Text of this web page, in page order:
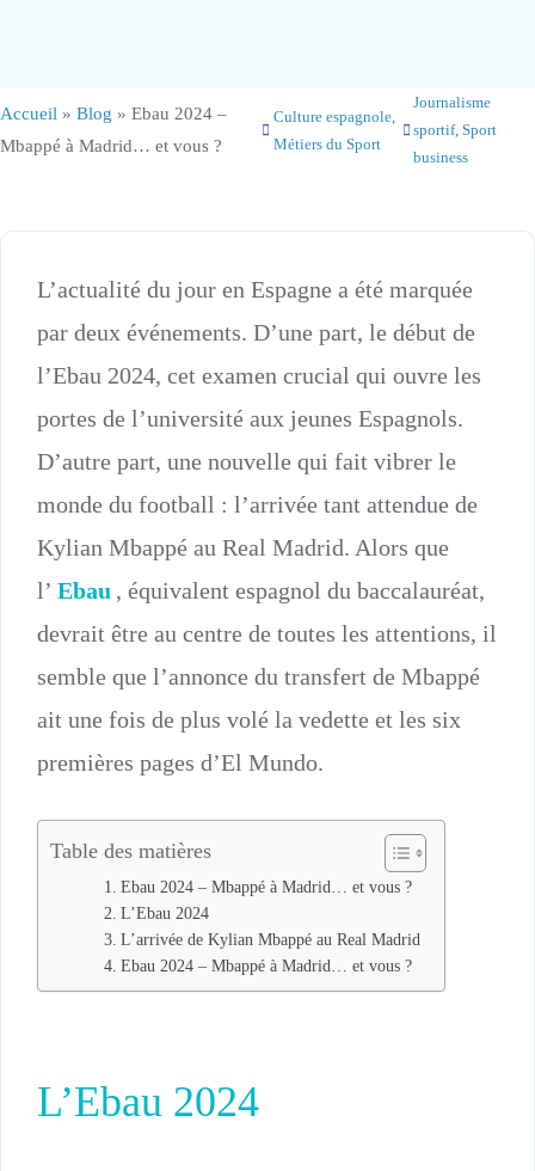
Accueil » Blog » Ebau 2024 –
Mbappé à Madrid… et vous ?
Culture espagnole
Métiers du Sport
Journalisme
sportif, Sport
business
L’actualité du jour en Espagne a été marquée
par deux événements. D’une part, le début de
l’Ebau 2024, cet examen crucial qui ouvre les
portes de l’université aux jeunes Espagnols.
D’autre part, une nouvelle qui fait vibrer le
monde du football : l’arrivée tant attendue de
Kylian Mbappé au Real Madrid. Alors que
l’ Ebau , équivalent espagnol du baccalauréat,
devrait être au centre de toutes les attentions, il
semble que l’annonce du transfert de Mbappé
ait une fois de plus volé la vedette et les six
premières pages d’El Mundo.
Table des matières
Ebau 2024 – Mbappé à Madrid… et vous ?
L’Ebau 2024
L’arrivée de Kylian Mbappé au Real Madrid
Ebau 2024 – Mbappé à Madrid… et vous ?
L’Ebau 2024